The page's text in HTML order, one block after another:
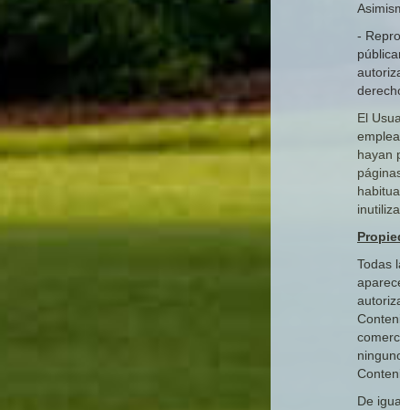
-
El
hayan
Todas
De